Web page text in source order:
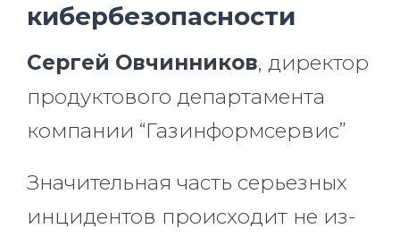
кибербезопасности
Сергей Овчинников, директор
продуктового департамента
компании “Газинформсервис”
Значительная часть серьезных
инцидентов происходит не из-